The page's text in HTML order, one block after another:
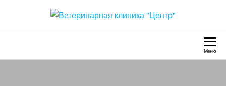
содержимомуВетеринарная клиника
Круглосуточно
Меню